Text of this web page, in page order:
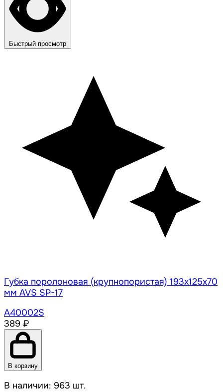
Быстрый просмотр
Губка поролоновая (крупнопористая) 193x125x70
мм AVS SP-17
A40002S
389 ₽
В корзину
В наличии: 963 шт.